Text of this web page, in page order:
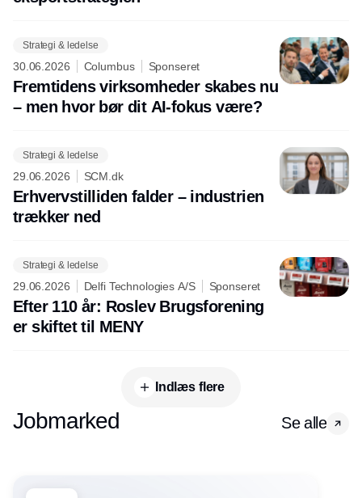
Strategi & ledelse
30.06.2026 Columbus Sponseret
Fremtidens virksomheder skabes nu
– men hvor bør dit AI-fokus være?
Strategi & ledelse
29.06.2026 SCM.dk
Erhvervstilliden falder – industrien
trækker ned
Strategi & ledelse
29.06.2026 Delfi Technologies A/S Sponseret
Efter 110 år: Roslev Brugsforening
er skiftet til MENY
Indlæs flere
Jobmarked Se alle